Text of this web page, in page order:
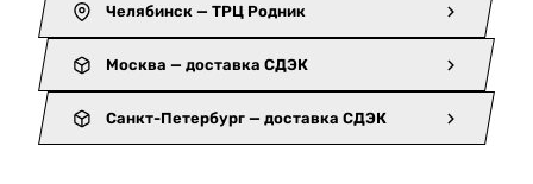
Челябинск — ТРЦ Родник
Москва — доставка СДЭК
Санкт-Петербург — доставка СДЭК